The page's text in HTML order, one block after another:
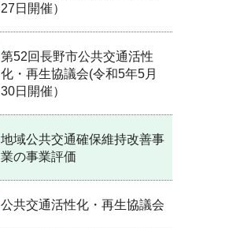
27日開催）
第52回長野市公共交通活性
化・再生協議会(令和5年5月
30日開催）
地域公共交通確保維持改善事
業の事業評価
公共交通活性化・再生協議会